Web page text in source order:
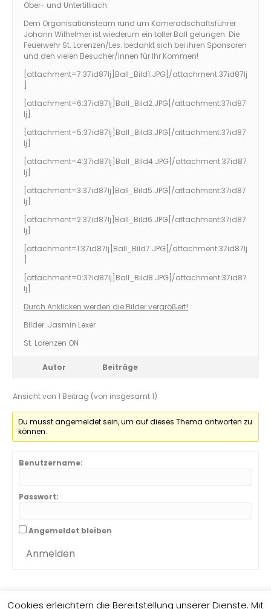
Ober- und Untertilliach.
Dem Organisationsteam rund um Kameradschaftsführer
Johann Wilhelmer ist wiederum ein toller Ball gelungen. Die
Feuerwehr St. Lorenzen/Les. bedankt sich bei ihren Sponsoren
und den vielen Besucher/innen für Ihr Kommen!
[attachment=7:37id87lj] Ball_Bild1.JPG [/attachment:37id87lj
[attachment=6:37id87lj] Ball_Bild2.JPG [/attachment:37id87
lj]
[attachment=5:37id87lj] Ball_Bild3.JPG [/attachment:37id87
lj]
[attachment=4:37id87lj] Ball_Bild4.JPG [/attachment:37id87
lj]
[attachment=3:37id87lj] Ball_Bild5.JPG [/attachment:37id87
lj]
[attachment=2:37id87lj] Ball_Bild6.JPG [/attachment:37id87
lj]
[attachment=1:37id87lj] Ball_Bild7.JPG [/attachment:37id87lj
[attachment=0:37id87lj] Ball_Bild8.JPG [/attachment:37id87
lj]
Durch Anklicken werden die Bilder vergrößert!
Bilder: Jasmin Lexer
St. Lorenzen ON
Autor Beiträge
Ansicht von 1 Beitrag (von insgesamt 1)
Du musst angemeldet sein, um auf dieses Thema antworten zu
können.
Benutzername:
Passwort:
Angemeldet bleiben
Anmelden
Cookies erleichtern die Bereitstellung unserer Dienste. Mit